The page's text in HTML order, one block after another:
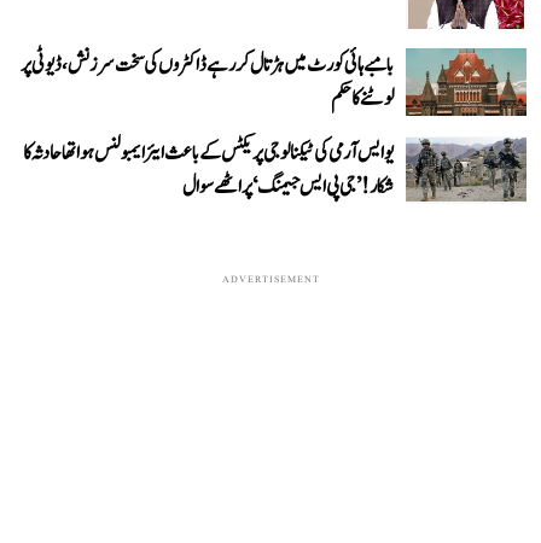
بامبے ہائی کورٹ میں ہڑتال کر رہے ڈاکٹروں کی سخت سرزنش، ڈیوٹی پر
لوٹنے کا حکم
یو ایس آرمی کی ٹیکنالوجی پریکٹس کے باعث ایئر ایمبولنس ہوا تھا حادثہ کا
شکار! ’جی پی ایس جیمنگ‘ پر اٹھے سوال
ADVERTISEMENT